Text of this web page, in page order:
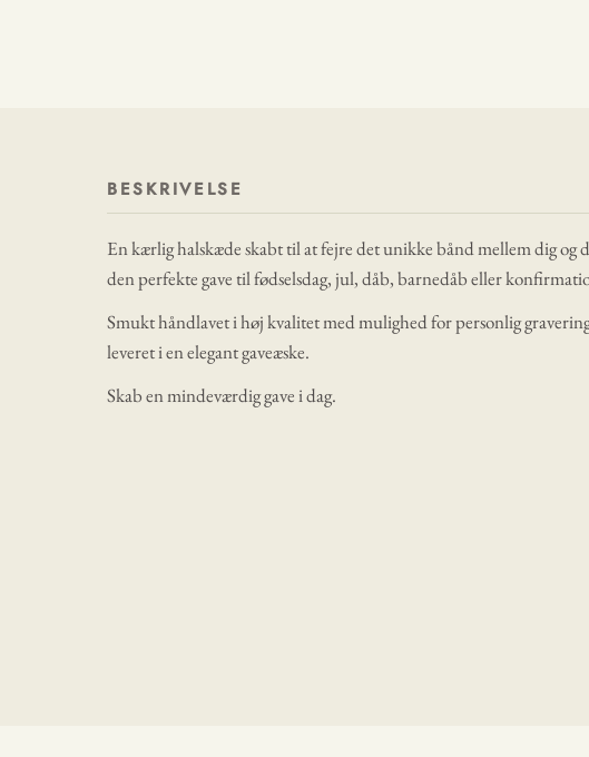
BESKRIVELSE
En kærlig halskæde skabt til at fejre det unikke bånd mellem dig og
den perfekte gave til fødselsdag, jul, dåb, barnedåb eller
Smukt håndlavet i høj kvalitet med mulighed for personlig
leveret i en elegant gaveæske.
Skab en mindeværdig gave i dag.